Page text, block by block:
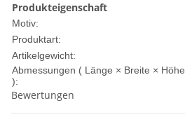
Produkteigenschaft
Motiv:
Produktart:
Artikelgewicht:
Abmessungen ( Länge × Breite × Höhe
):
Bewertungen